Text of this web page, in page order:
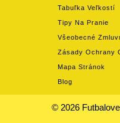
Tabuľka Veľkostí
Tipy Na Pranie
Všeobecné
Zásady Ochrany
Mapa Stránok
Blog
© 2026